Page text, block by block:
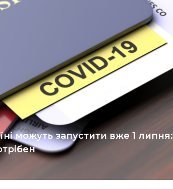
можуть запустити вже 1 липня: